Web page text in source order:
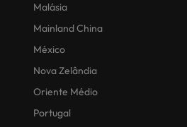
Malásia
Mainland China
México
Nova Zelândia
Oriente Médio
Portugal